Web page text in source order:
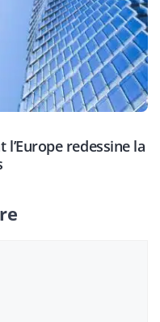
redessine la